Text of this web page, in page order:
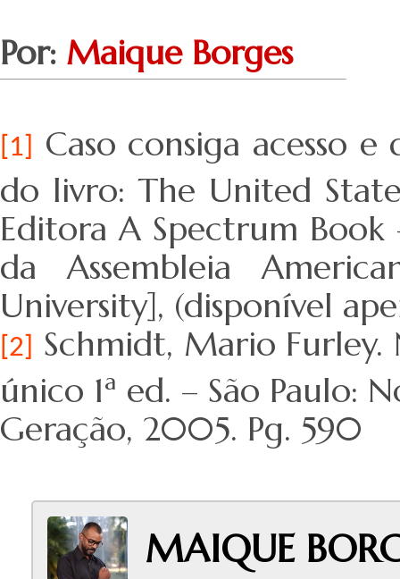
Por: Maique Borges
[1]
Caso consiga acesso
do livro: The United
Editora A Spectrum Book
da Assembleia
University], (disponível
[2]
Schmidt, Mario
único 1ª ed. – São Paulo:
Geração, 2005. Pg. 590
MAIQUE